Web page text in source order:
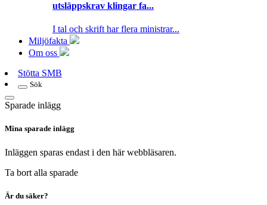
utsläppskrav klingar fa...
I tal och skrift har flera ministrar...
Miljöfakta
Om oss
Stötta SMB
Sök
Sparade inlägg
Mina sparade inlägg
Inläggen sparas endast i den här webbläsaren.
Ta bort alla sparade
Är du säker?